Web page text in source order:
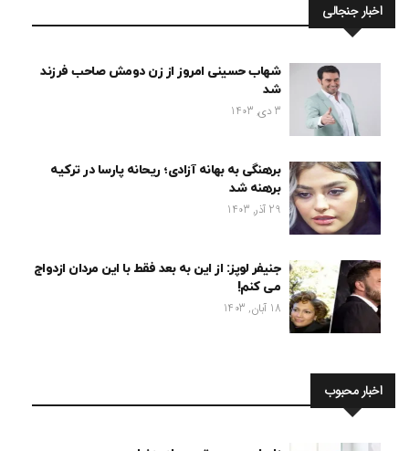
اخبار جنجالی
شهاب حسینی امروز از زن دومش صاحب فرزند
شد
3 دی, 1403
برهنگی به بهانه آزادی؛ ریحانه پارسا در ترکیه
برهنه شد
29 آذر, 1403
جنیفر لوپز: از این به بعد فقط با این مردان ازدواج
می کنم!
18 آبان, 1403
اخبار محبوب